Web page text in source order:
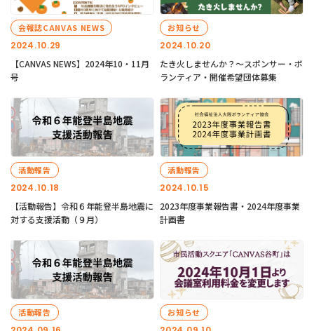
2024.10.29
会報誌CANVAS NEWS
【CANVAS NEWS】2024年10・11月
号
2024.10.20
お知らせ
たき火しませんか？～スポンサー・ボ
ランティア・開催希望団体募集
2024.10.18
活動報告
【活動報告】令和６年能登半島地震に
対する支援活動（９月）
2024.10.15
活動報告
2023年度事業報告書・2024年度事業
計画書
活動報告 お知らせ